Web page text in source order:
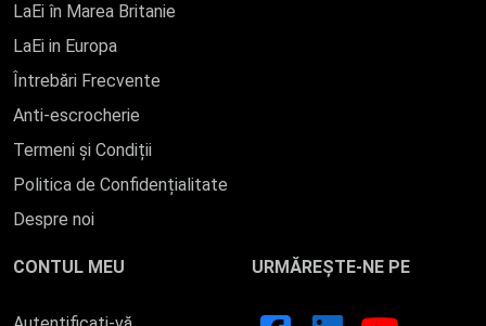
LaEi în Marea Britanie
LaEi in Europa
Întrebări Frecvente
Anti-escrocherie
Termeni și Condiții
Politica de Confidențialitate
Despre noi
CONTUL MEU URMĂREȘTE-NE PE